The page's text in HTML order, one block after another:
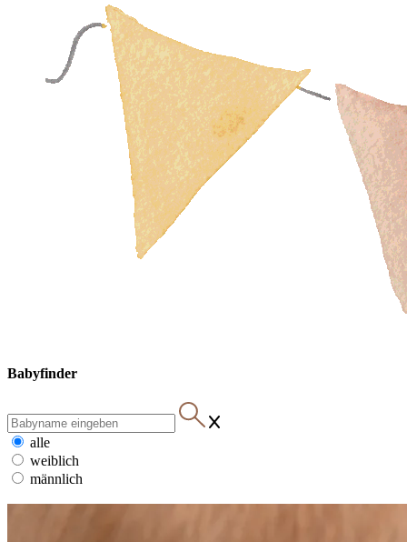
Babyfinder
alle
weiblich
männlich